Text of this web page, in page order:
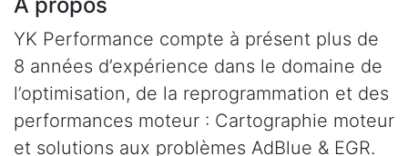
À propos
YK Performance compte à présent plus de
8 années d’expérience dans le domaine de
l’optimisation, de la reprogrammation et des
performances moteur : Cartographie moteur
et solutions aux problèmes AdBlue & EGR.